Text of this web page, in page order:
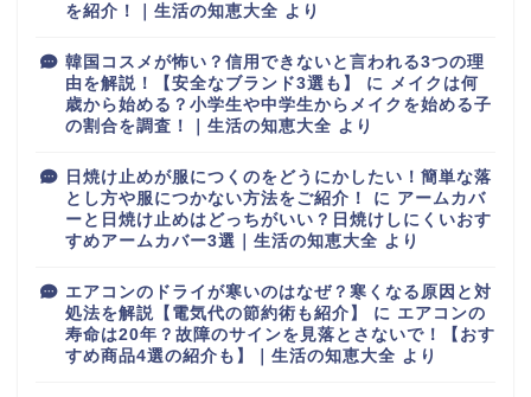
を紹介！｜生活の知恵大全 より
韓国コスメが怖い？信用できないと言われる3つの理
由を解説！【安全なブランド3選も】
に
メイクは何
歳から始める？小学生や中学生からメイクを始める子
の割合を調査！｜生活の知恵大全 より
日焼け止めが服につくのをどうにかしたい！簡単な落
とし方や服につかない方法をご紹介！
に アームカバ
ーと日焼け止めはどっちがいい？日焼けしにくいおす
すめアームカバー3選｜生活の知恵大全 より
エアコンのドライが寒いのはなぜ？寒くなる原因と対
処法を解説【電気代の節約術も紹介】
に エアコンの
寿命は20年？故障のサインを見落とさないで！【おす
すめ商品4選の紹介も】｜生活の知恵大全 より